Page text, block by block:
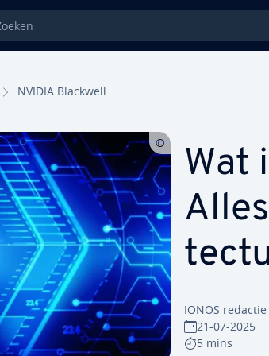
NVIDIA Blackwell
Wat
IONOS redactie
21-07-2025
5 mins